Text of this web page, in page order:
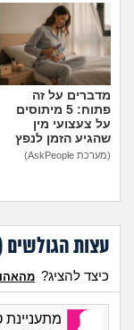
מדברים על זה
פתוח: 5 מיתוסים
על צעצועי מין
שהגיע הזמן לנפץ
(מערכת AskPeople)
עצות הגולשים
כיצד להציג?
מתעניינת